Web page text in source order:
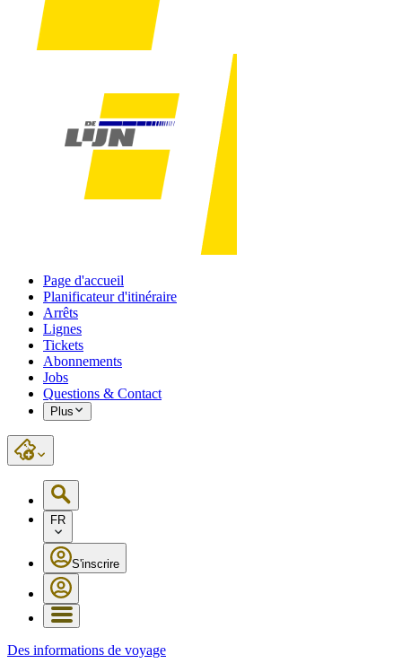
Page d'accueil
Planificateur d'itinéraire
Arrêts
Lignes
Tickets
Abonnements
Jobs
Questions & Contact
Plus
FR
S'inscrire
Des informations de voyage